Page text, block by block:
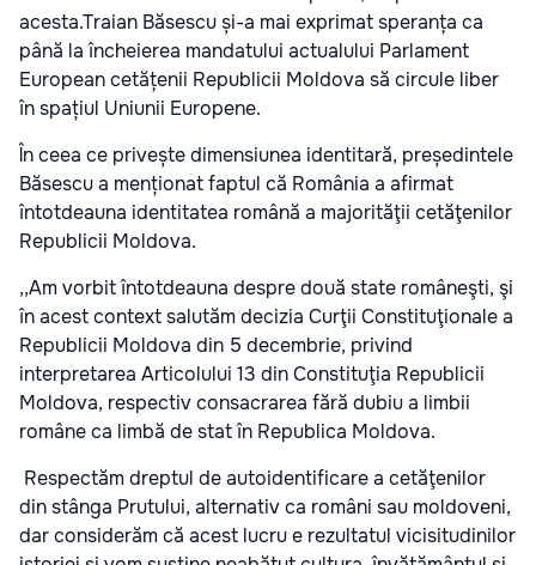
acesta.Traian Băsescu și-a mai exprimat speranța ca
până la încheierea mandatului actualului Parlament
European cetățenii Republicii Moldova să circule liber
în spațiul Uniunii Europene.
În ceea ce privește dimensiunea identitară, președintele
Băsescu a menționat faptul că România a afirmat
întotdeauna identitatea română a majorităţii cetăţenilor
Republicii Moldova.
,,Am vorbit întotdeauna despre două state româneşti, şi
în acest context salutăm decizia Curţii Constituţionale a
Republicii Moldova din 5 decembrie, privind
interpretarea Articolului 13 din Constituţia Republicii
Moldova, respectiv consacrarea fără dubiu a limbii
române ca limbă de stat în Republica Moldova.
Respectăm dreptul de autoidentificare a cetăţenilor
din stânga Prutului, alternativ ca români sau moldoveni,
dar considerăm că acest lucru e rezultatul vicisitudinilor